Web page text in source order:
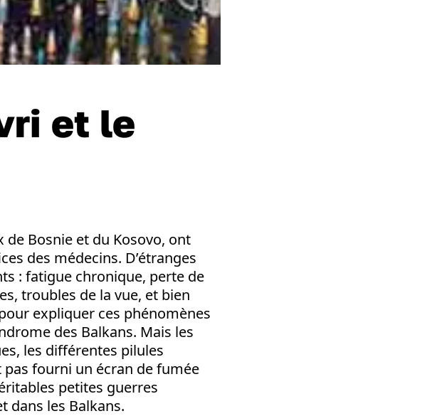
et le
de Bosnie et du Kosovo, ont
des médecins. D’étranges
: fatigue chronique, perte de
troubles de la vue, et bien
expliquer ces phénomènes
des Balkans. Mais les
les différentes pilules
pas fourni un écran de fumée
petites guerres
dans les Balkans.